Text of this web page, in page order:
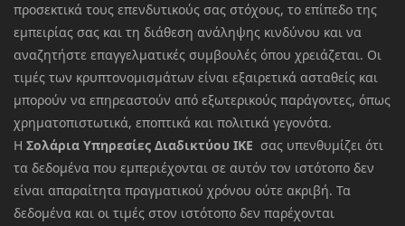
προσεκτικά τους επενδυτικούς σας στόχους, το επίπεδο της
εμπειρίας σας και τη διάθεση ανάληψης κινδύνου και να
αναζητήστε επαγγελματικές συμβουλές όπου χρειάζεται. Οι
τιμές των κρυπτονομισμάτων είναι εξαιρετικά ασταθείς και
μπορούν να επηρεαστούν από εξωτερικούς παράγοντες, όπως
χρηματοπιστωτικά, εποπτικά και πολιτικά γεγονότα.
Η Σολάρια Υπηρεσίες Διαδικτύου ΙΚΕ σας υπενθυμίζει ότι
τα δεδομένα που εμπεριέχονται σε αυτόν τον ιστότοπο δεν
είναι απαραίτητα πραγματικού χρόνου ούτε ακριβή. Τα
δεδομένα και οι τιμές στον ιστότοπο δεν παρέχονται